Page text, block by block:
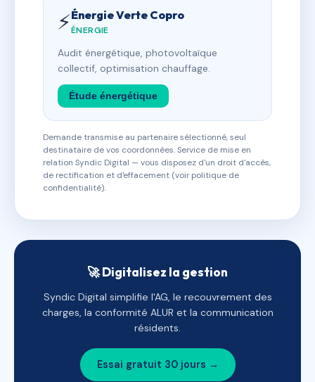
⚡Énergie Verte Copro
ÉNERGIE
Audit énergétique, photovoltaïque
collectif, optimisation chauffage.
Étude énergétique
Demande transmise au partenaire sélectionné, seul
destinataire de vos coordonnées. Service de mise en
relation Syndic Digital — vous disposez d'un droit d'accès,
de rectification et d'effacement (voir politique de
confidentialité).
🚀 Digitalisez la gestion
Syndic Digital simplifie l'AG, le recouvrement des
charges, la conformité ALUR et la communication
résidents.
Essai gratuit 30 jours →